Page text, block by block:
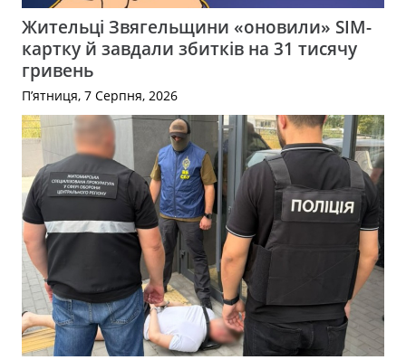
Жительці Звягельщини «оновили» SIM-
картку й завдали збитків на 31 тисячу
гривень
П’ятниця, 7 Серпня, 2026